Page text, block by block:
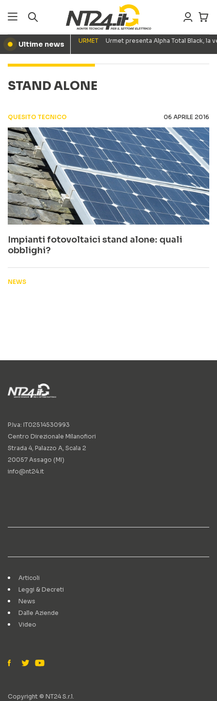
● Ultime news URMET Urmet presenta Alpha Total Black,
STAND ALONE
QUESITO TECNICO 06 APRILE 2016
Impianti fotovoltaici stand alone: quali
obblighi?
NEWS
P.Iva: IT02514530993
Centro Direzionale Milanofiori
Strada 4, Palazzo A, Scala 2
20057 Assago (MI)
info@nt24.it
Articoli
Leggi & Decreti
News
Dalle Aziende
Video
Copyright © NT24 S.r.l.